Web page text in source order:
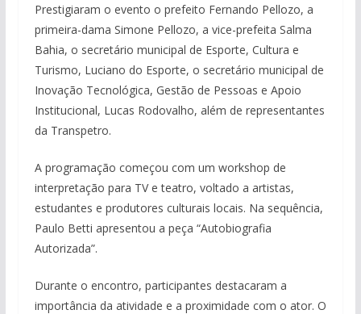
Prestigiaram o evento o prefeito Fernando Pellozo, a
primeira-dama Simone Pellozo, a vice-prefeita Salma
Bahia, o secretário municipal de Esporte, Cultura e
Turismo, Luciano do Esporte, o secretário municipal de
Inovação Tecnológica, Gestão de Pessoas e Apoio
Institucional, Lucas Rodovalho, além de representantes
da Transpetro.
A programação começou com um workshop de
interpretação para TV e teatro, voltado a artistas,
estudantes e produtores culturais locais. Na sequência,
Paulo Betti apresentou a peça “Autobiografia
Autorizada”.
Durante o encontro, participantes destacaram a
importância da atividade e a proximidade com o ator. O